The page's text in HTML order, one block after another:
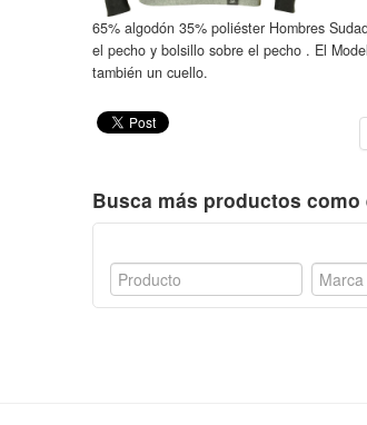
65% algodón 35% poliéster Hombres
el pecho y bolsillo sobre el pecho . El
también un cuello.
Busca más productos como